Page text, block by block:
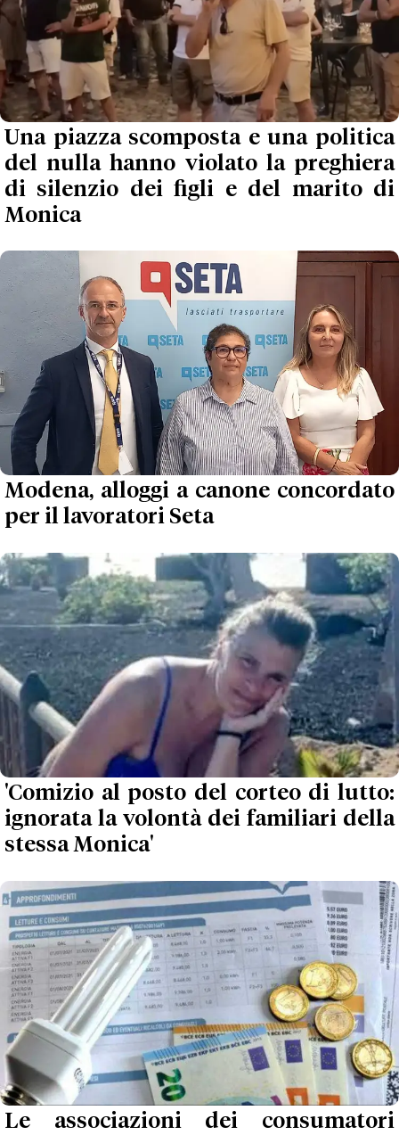
Una piazza scomposta e una politica
del nulla hanno violato la preghiera
di silenzio dei figli e del marito di
Monica
Modena, alloggi a canone concordato
per il lavoratori Seta
'Comizio al posto del corteo di lutto:
ignorata la volontà dei familiari della
stessa Monica'
Le associazioni dei consumatori